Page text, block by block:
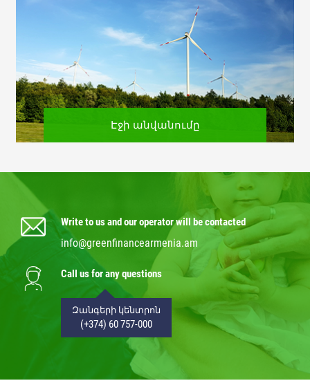
Էջի անվանումը
Write to us and our operator will be contacted
info@greenfinancearmenia.am
Call us for any questions
Զանգերի կենտրոն
(+374) 60 757-000